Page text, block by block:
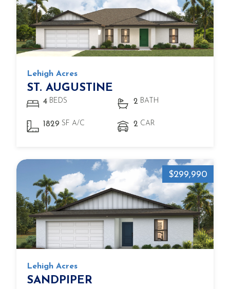
Lehigh Acres
ST. AUGUSTINE
4 BEDS 2 BATH
1829 SF A/C 2 CAR
$299,990
Lehigh Acres
SANDPIPER